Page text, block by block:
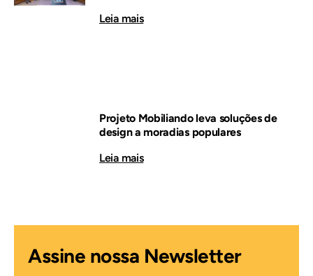
Leia mais
Projeto Mobiliando leva soluções de
design a moradias populares
Leia mais
Assine nossa Newsletter